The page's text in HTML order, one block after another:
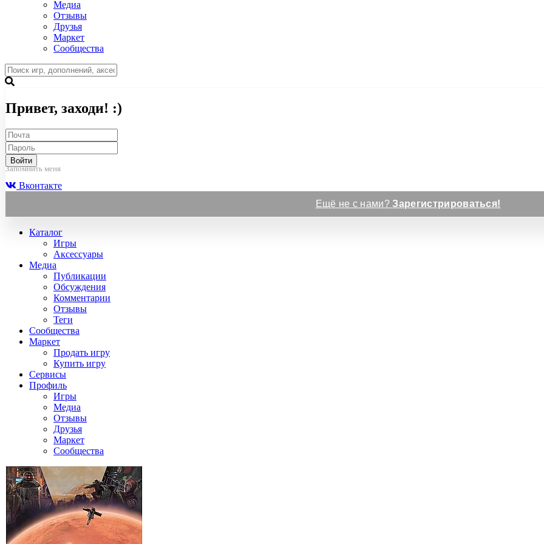
Медиа
Отзывы
Друзья
Маркет
Сообщества
Привет, заходи! :)
Войти
Запомнить меня
Вконтакте
Ещё не с нами?Зарегистрироваться!
Каталог
Игры
Аксессуары
Медиа
Публикации
Обсуждения
Комментарии
Отзывы
Теги
Сообщества
Маркет
Продать игру
Купить игру
Сервисы
Профиль
Игры
Медиа
Отзывы
Друзья
Маркет
Сообщества